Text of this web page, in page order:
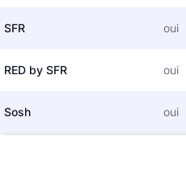
SFR oui
RED by SFR oui
Sosh oui